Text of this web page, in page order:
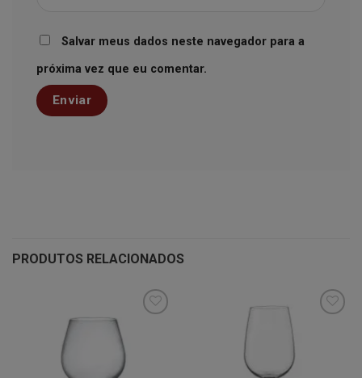
Salvar meus dados neste navegador para a
próxima vez que eu comentar.
PRODUTOS RELACIONADOS
lista de